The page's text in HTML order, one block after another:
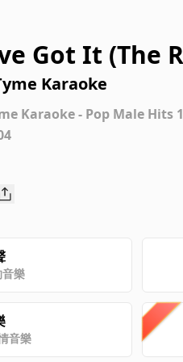
Got It (The
Kids On The
Karaoke
Karaoke - Pop Male Hits
樂
音樂